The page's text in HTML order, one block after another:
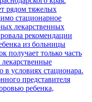
рядом тяжелых
стационарное
лекарственных
рекомендации
из больницы
получает только часть
в условиях стационара.
представителя
ребенка,